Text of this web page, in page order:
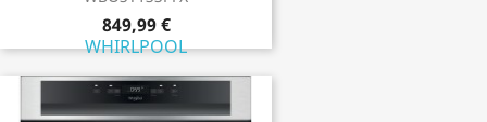
849,99 €
WHIRLPOOL